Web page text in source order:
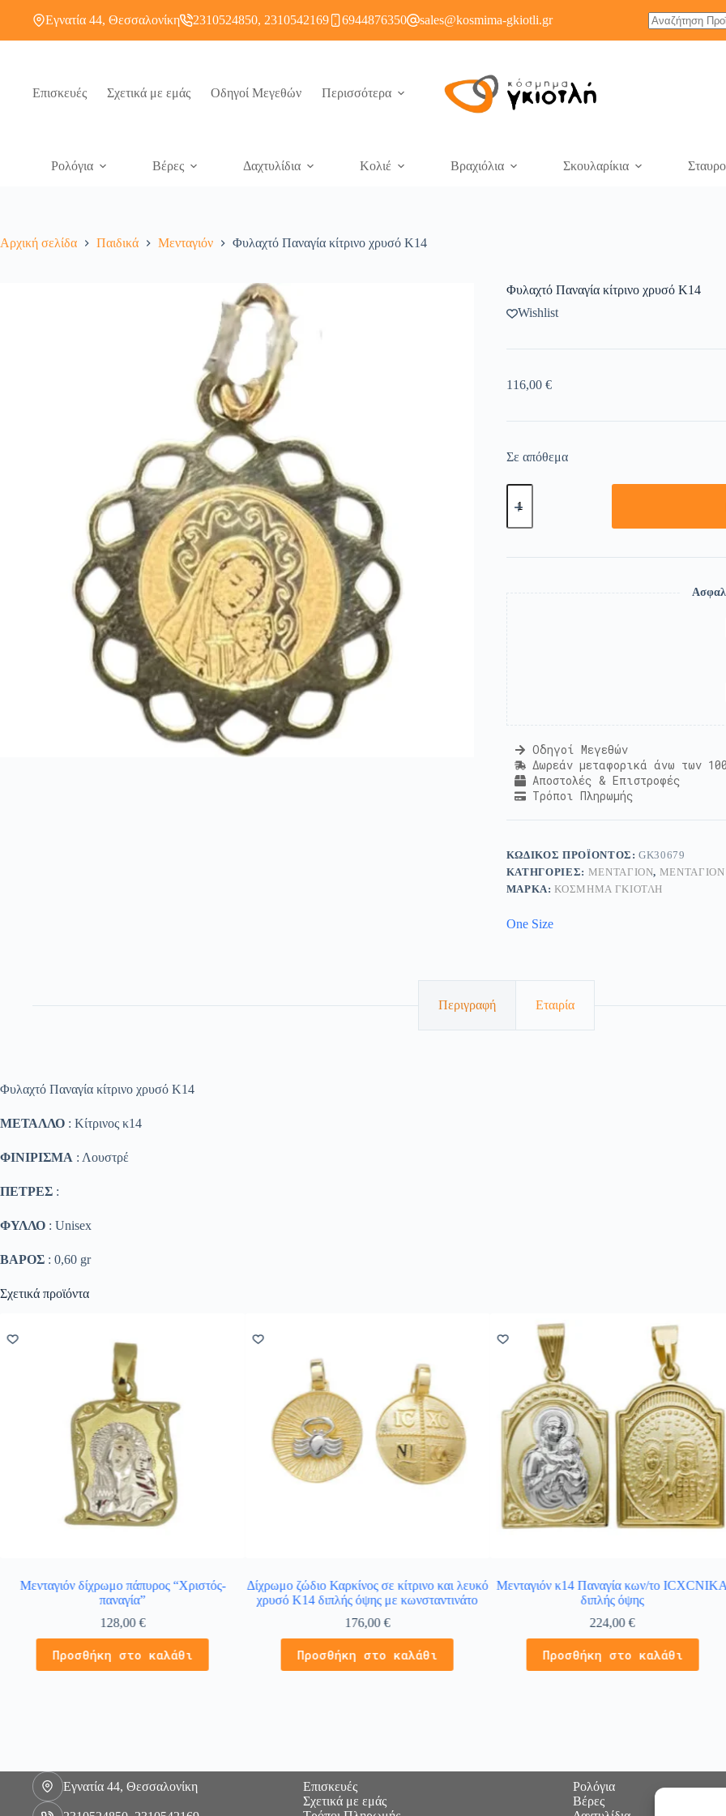
Εγνατία 44, Θεσσαλονίκη 2310524850, 2310542169 6944876350 sales@kosmima-gkiotli.gr
Επισκευές Σχετικά με εμάς Οδηγοί Μεγεθών Περισσότερα
Ρολόγια Βέρες Δαχτυλίδια Κολιέ Βραχιόλια Σκουλαρίκια
Αρχική σελίδα Παιδικά Μενταγιόν Φυλαχτό Παναγία κίτρινο χρυσό Κ14
Φυλαχτό Παναγία κίτρινο χρυσό Κ14
Wishlist
116,00 €
Σε απόθεμα
Οδηγοί Μεγεθών
Δωρεάν μεταφορικά άνω των
Αποστολές & Επιστροφές
Τρόποι Πληρωμής
ΚΩΔΙΚΌΣ ΠΡΟΪΌΝΤΟΣ:GK30679
ΚΑΤΗΓΟΡΊΕΣ: ΜΕΝΤΑΓΙΌΝ,
ΜΆΡΚΑ:ΚΟΣΜΗΜΑ ΓΚΙΟΤΛΗ
One Size
Περιγραφή Εταιρία
Φυλαχτό Παναγία κίτρινο χρυσό Κ14
ΜΕΤΑΛΛΟ : Κίτρινος κ14
ΦΙΝΙΡΙΣΜΑ : Λουστρέ
ΠΕΤΡΕΣ :
ΦΥΛΛΟ : Unisex
ΒΑΡΟΣ : 0,60 gr
Σχετικά προϊόντα
Μενταγιόν δίχρωμο πάπυρος “Χριστός-
παναγία”
128,00€
Προσθήκη στο καλάθι
Δίχρωμο ζώδιο Καρκίνος σε κίτρινο και λευκό
χρυσό Κ14 διπλής όψης με κωνσταντινάτο
176,00€
Προσθήκη στο καλάθι
Μενταγιόν κ14 Παναγία κων/το ICXCNIKA
διπλής όψης
224,00€
Προσθήκη στο καλάθι
Εγνατία 44, Θεσσαλονίκη
Επισκευές
Σχετικά με εμάς
Ρολόγια
Βέρες